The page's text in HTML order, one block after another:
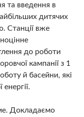
та введення в
дитячих
Станції вже
до роботи
кампанії з 1
й басейни, які
Докладаємо